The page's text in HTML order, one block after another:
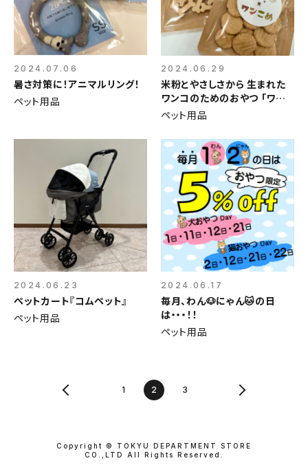
2024.07.06
暑さ対策に！アニマルリング！
ペット用品
2024.06.29
米粉とやさしさから 生まれた
ワンコのためのおやつ 「ワンこ
め」
ペット用品
2024.06.23
ペットカート『コムペット』
ペット用品
2024.06.17
毎月、わん🐶にゃん🐱の日
は・・・！！
ペット用品
1 2 3
Copyright © TOKYU DEPARTMENT STORE
CO.,LTD All Rights Reserved.